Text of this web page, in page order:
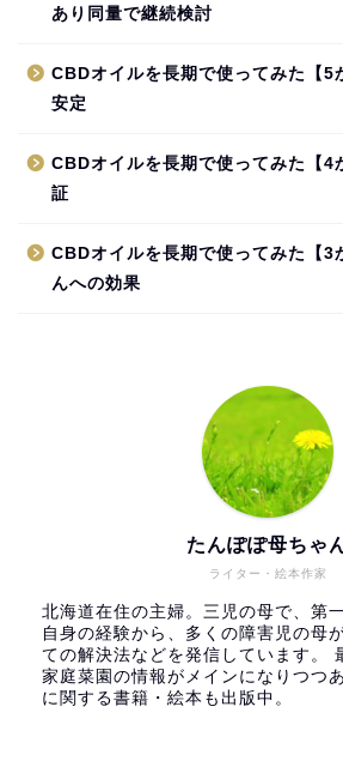
あり同量で継続検討
CBDオイルを長期で使ってみた【5
安定
CBDオイルを長期で使ってみた【4
証
CBDオイルを長期で使ってみた【3
んへの効果
ライター・絵本作家
たんぽぽ母ちゃ
北海道在住の主婦。三児の母で、第
自身の経験から、多くの障害児の母
ての解決法などを発信しています。
家庭菜園の情報がメインになりつつ
に関する書籍・絵本も出版中。